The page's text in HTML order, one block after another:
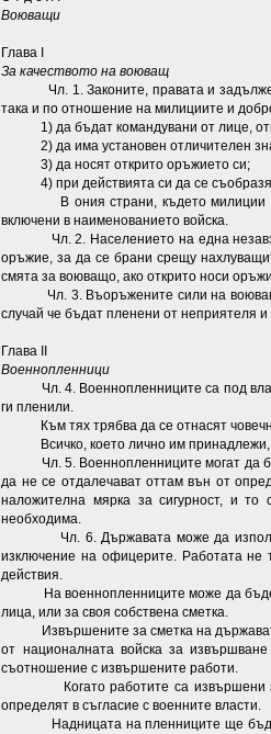
Воюващи
Глава I
За качеството на воюващ
Чл. 1. Законите, правата и
така и по отношение на милициите и
1) да бъдат командувани от лице,
2) да има установен отличителен
3) да носят открито оръжието си;
4) при действията си да се
В ония страни, където милиции и
включени в наименованието войска.
Чл. 2. Населението на една
оръжие, за да се брани срещу
смята за воюващо, ако открито носи
Чл. 3. Въоръжените сили на
случай че бъдат пленени от неприятеля
Глава II
Военнопленници
Чл. 4. Военнопленниците са под
ги пленили.
Към тях трябва да се отнасят
Всичко, което лично им принадлежи, с
Чл. 5. Военнопленниците могат да
да не се отдалечават оттам вън от
наложителна мярка за сигурност, и то
необходима.
Чл. 6. Държавата може да използува
изключение на офицерите. Работата не
действия.
На военнопленниците може да бъде
лица, или за своя собствена сметка.
Извършените за сметка на държавата
от националната войска за
съотношение с извършените работи.
Когато работите са извършени за
определят в съгласие с военните власти.
Надницата на пленниците ще бъде